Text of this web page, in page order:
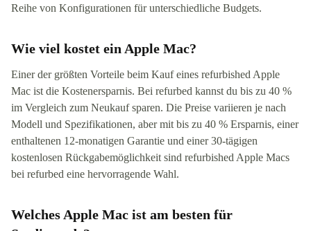
Reihe von Konfigurationen für unterschiedliche Budgets.
Wie viel kostet ein Apple Mac?
Einer der größten Vorteile beim Kauf eines refurbished Apple
Mac ist die Kostenersparnis. Bei refurbed kannst du bis zu 40 %
im Vergleich zum Neukauf sparen. Die Preise variieren je nach
Modell und Spezifikationen, aber mit bis zu 40 % Ersparnis, einer
enthaltenen 12-monatigen Garantie und einer 30-tägigen
kostenlosen Rückgabemöglichkeit sind refurbished Apple Macs
bei refurbed eine hervorragende Wahl.
Welches Apple Mac ist am besten für